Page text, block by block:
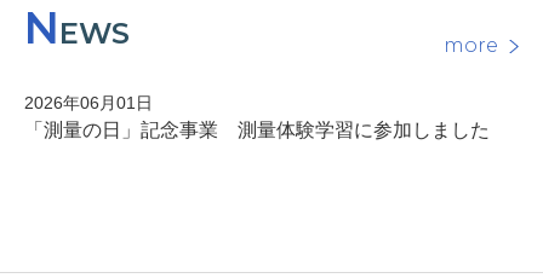
NEWS more
2026年06月01日
「測量の日」記念事業 測量体験学習に参加しました